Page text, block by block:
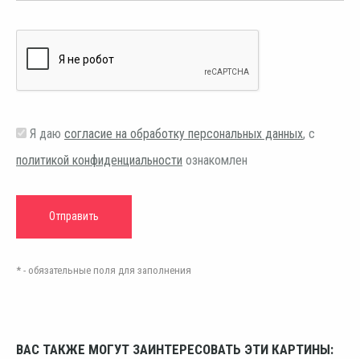
Я даю согласие на обработку персональных данных, с
политикой конфиденциальности ознакомлен
* - обязательные поля для заполнения
ВАС ТАКЖЕ МОГУТ ЗАИНТЕРЕСОВАТЬ ЭТИ КАРТИНЫ: